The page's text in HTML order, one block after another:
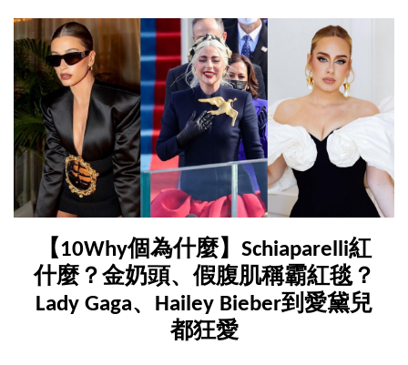
【10Why個為什麼】Schiaparelli紅
什麼？金奶頭、假腹肌稱霸紅毯？
Lady Gaga、Hailey Bieber到愛黛兒
都狂愛